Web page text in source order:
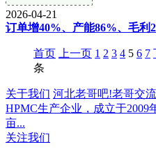
2026-04-21
订单增40%、产能86%、毛利
首页 上一页 1 2 3 4 5 6 7
条
关于我们 河北老哥吧!老哥交
HPMC生产企业，成立于2009
亩...
关注我们